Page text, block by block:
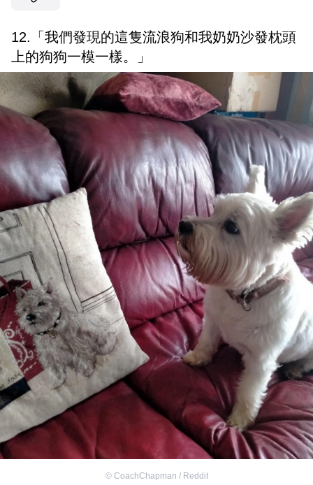
12.「我們發現的這隻流浪狗和我奶奶沙發枕頭
上的狗狗一模一樣。」
© CoachChapman / Reddit